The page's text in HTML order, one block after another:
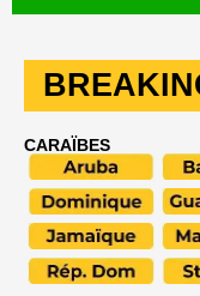
CARAÏBES